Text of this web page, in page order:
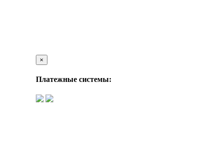
×
Платежные системы: